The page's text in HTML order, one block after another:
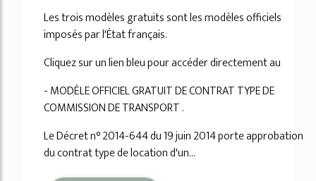
Les trois modèles gratuits sont les modèles officiels
imposés par l'État français.
Cliquez sur un lien bleu pour accéder directement au
- MODÈLE OFFICIEL GRATUIT DE CONTRAT TYPE DE
COMMISSION DE TRANSPORT .
Le Décret n° 2014-644 du 19 juin 2014 porte approbation
du contrat type de location d'un...